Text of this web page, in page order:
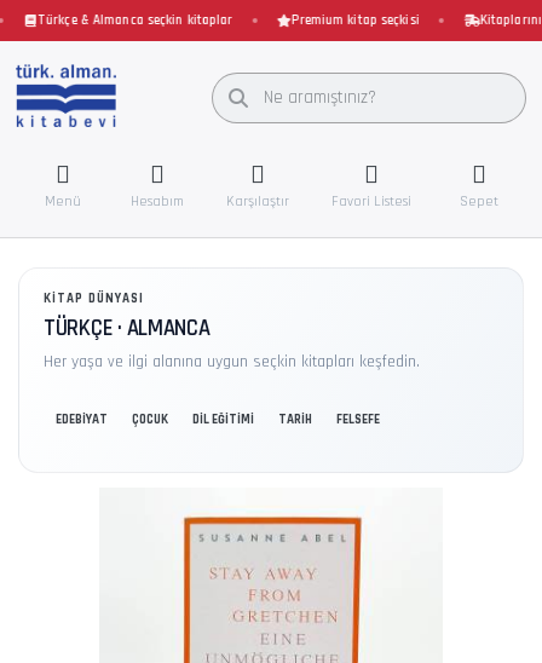
Türkçe & Almanca seçkin kitaplar Premium kitap seçkisi Kitaplarınız
Menü Hesabım Karşılaştır Favori Listesi Sepet
KITAP DÜNYASI
TÜRKÇE · ALMANCA
Her yaşa ve ilgi alanına uygun seçkin kitapları keşfedin.
EDEBİYAT ÇOCUK DİL EĞİTİMİ TARİH FELSEFE